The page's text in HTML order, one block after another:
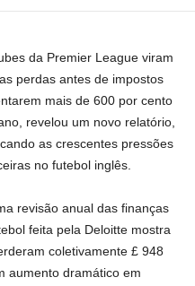
da Premier League viram
perdas antes de impostos
mais de 600 por cento
revelou um novo relatório,
as crescentes pressões
no futebol inglês.
revisão anual das finanças
feita pela Deloitte mostra
coletivamente £ 948
aumento dramático em